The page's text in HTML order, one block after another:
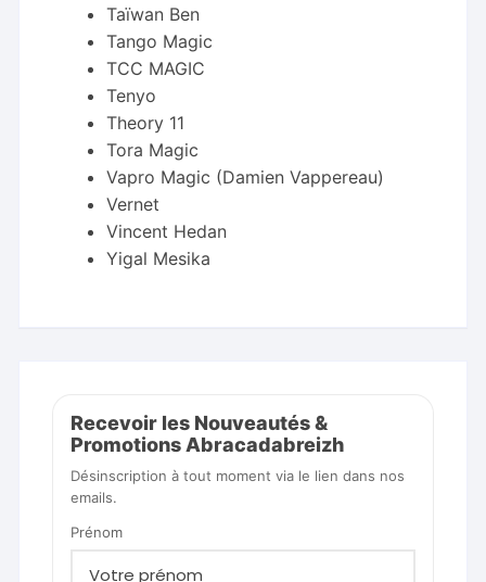
Taïwan Ben
Tango Magic
TCC MAGIC
Tenyo
Theory 11
Tora Magic
Vapro Magic (Damien Vappereau)
Vernet
Vincent Hedan
Yigal Mesika
Recevoir les Nouveautés &
Promotions Abracadabreizh
Désinscription à tout moment via le lien dans nos
emails.
Prénom